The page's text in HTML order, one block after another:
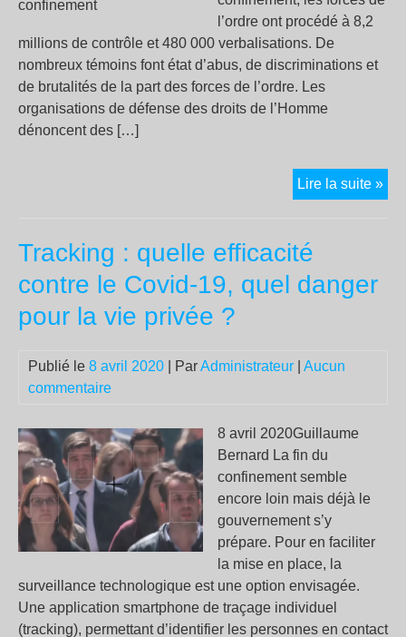
l’ordre ont procédé à 8,2
millions de contrôle et 480 000 verbalisations. De
nombreux témoins font état d’abus, de discriminations et
de brutalités de la part des forces de l’ordre. Les
organisations de défense des droits de l’Homme
dénoncent des […]
Lire la suite »
Tracking : quelle efficacité
contre le Covid-19, quel danger
pour la vie privée ?
Publié le 8 avril 2020 | ParAdministrateur
Aucun
commentaire
8 avril 2020Guillaume
Bernard La fin du
confinement semble
encore loin mais déjà le
gouvernement s’y
prépare. Pour en faciliter
la mise en place, la
surveillance technologique est une option envisagée.
Une application smartphone de traçage individuel
(tracking), permettant d’identifier les personnes en contact